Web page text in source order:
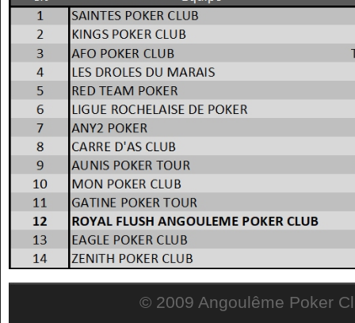
© 2009 Angoulême Poker